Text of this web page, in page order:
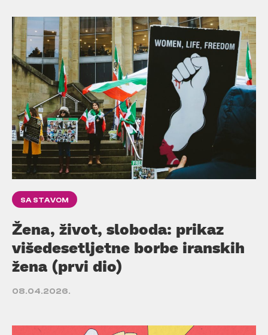
SA STAVOM
Žena, život, sloboda: prikaz
višedesetljetne borbe iranskih
žena (prvi dio)
08.04.2026.